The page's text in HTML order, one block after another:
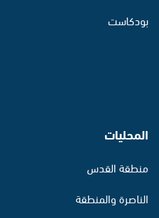
بودكاست
المحليات
منطقة القدس
الناصرة والمنطقة